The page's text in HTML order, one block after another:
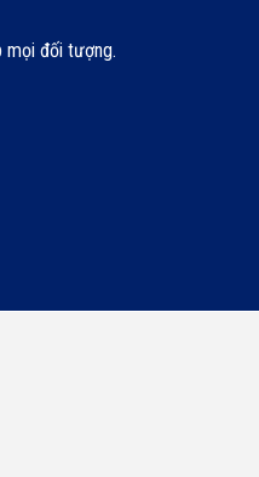
mọi đối tượng.